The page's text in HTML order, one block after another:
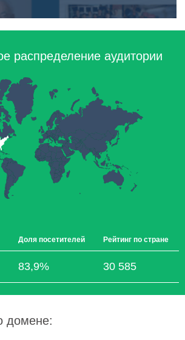
распределение аудитории
Доля посетителей Рейтинг по стране
83,9% 30 585
домене: